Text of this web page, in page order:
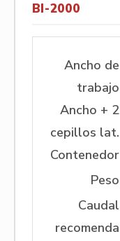
BI-2000
Ancho de
trabajo
Ancho + 2
cepillos lat.
Contenedor
Peso
Caudal
recomenda